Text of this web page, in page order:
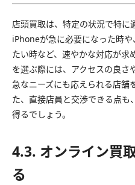
店頭買取は、特定の状況で特に
iPhoneが急に必要になった時
たい時など、速やかな対応が求
を選ぶ際には、アクセスの良さ
急なニーズにも応えられる店舗
た、直接店員と交渉できる点も
得るでしょう。
4.3. オンライン買
る